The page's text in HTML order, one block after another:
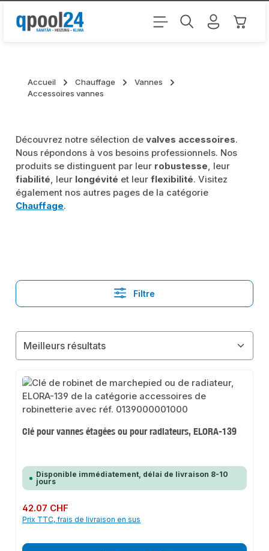
Passer au contenu principal Le
Accueil Chauffage
Vannes
Accessoires vannes
Découvrez notre sélection devalves accessoires.
Nous répondons à vos besoins professionnels. Nos
produits se distinguent par leur robustesse, leur
fiabilité, leur longévité et leurflexibilité. Visitez
également nos autres pages de la catégorie
Chauffage.
Filtre
Clé pour vannes étagées ou pour radiateurs, ELORA-139
Disponible immédiatement, délai de livraison 8-10
jours
Prix régulier :
42.07 CHF
Prix TTC, frais de livraison en sus